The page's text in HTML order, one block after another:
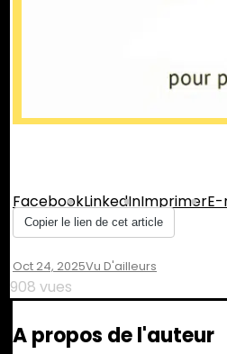
FacebookLinkedInImprimer
Copier le lien de cet article
Oct 24, 2025Vu D'ailleurs
908 vues
A propos de l'auteur